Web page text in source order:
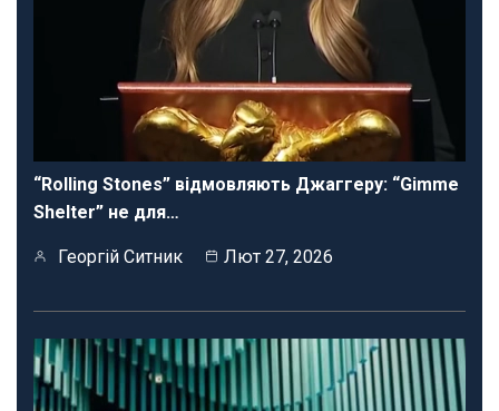
“Rolling Stones” відмовляють Джаггеру: “Gimme
Shelter” не для…
Георгій Ситник Лют 27, 2026